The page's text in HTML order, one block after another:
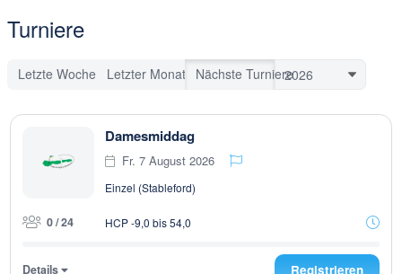
Turniere
Letzte Woche Letzter Monat Nächste Turniere
Damesmiddag
Fr. 7 August 2026
Einzel (Stableford)
0 / 24 HCP -9,0 bis 54,0
Details Registrieren